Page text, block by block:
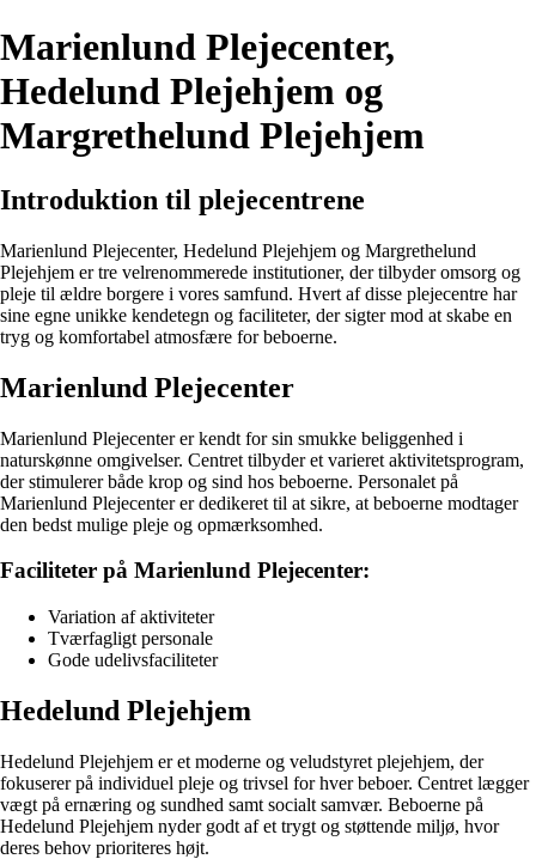
Marienlund Plejecenter,
Hedelund Plejehjem og
Margrethelund Plejehjem
Introduktion til plejecentrene
Marienlund Plejecenter, Hedelund Plejehjem og Margrethelund
Plejehjem er tre velrenommerede institutioner, der tilbyder omsorg og
pleje til ældre borgere i vores samfund. Hvert af disse plejecentre har
sine egne unikke kendetegn og faciliteter, der sigter mod at skabe en
tryg og komfortabel atmosfære for beboerne.
Marienlund Plejecenter
Marienlund Plejecenter er kendt for sin smukke beliggenhed i
naturskønne omgivelser. Centret tilbyder et varieret aktivitetsprogram,
der stimulerer både krop og sind hos beboerne. Personalet på
Marienlund Plejecenter er dedikeret til at sikre, at beboerne modtager
den bedst mulige pleje og opmærksomhed.
Faciliteter på Marienlund Plejecenter:
Variation af aktiviteter
Tværfagligt personale
Gode udelivsfaciliteter
Hedelund Plejehjem
Hedelund Plejehjem er et moderne og veludstyret plejehjem, der
fokuserer på individuel pleje og trivsel for hver beboer. Centret lægger
vægt på ernæring og sundhed samt socialt samvær. Beboerne på
Hedelund Plejehjem nyder godt af et trygt og støttende miljø, hvor
deres behov prioriteres højt.